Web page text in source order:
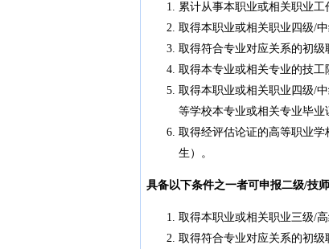
累计从事本职业或相关职业工
取得本职业或相关职业四级/
取得符合专业对应关系的初级
取得本专业或相关专业的技工
取得本职业或相关职业四级/
等学校本专业或相关专业毕业
取得经评估论证的高等职业
生）。
具备以下条件之一者可申报二级/技师
取得本职业或相关职业三级/
取得符合专业对应关系的初